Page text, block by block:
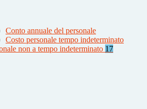
Conto annuale del personale
Costo personale tempo indeterminato
non a tempo indeterminato 17